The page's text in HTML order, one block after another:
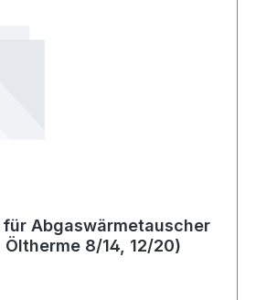
Abgaswärmetauscher
Öltherme 8/14, 12/20)